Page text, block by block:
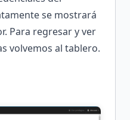
se mostrará
Para regresar y ver
volvemos al tablero.